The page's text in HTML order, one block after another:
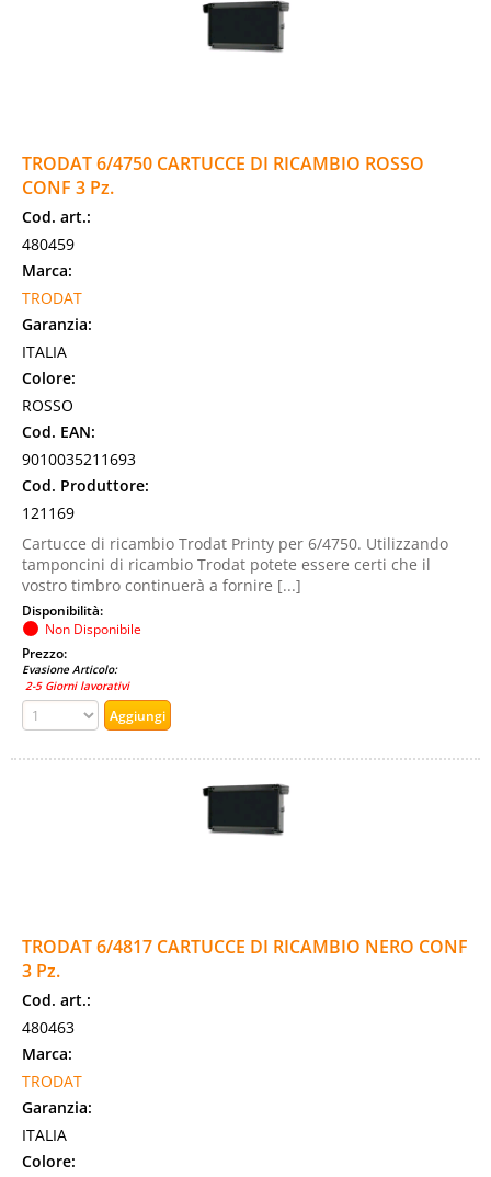
TRODAT 6/4750 CARTUCCE DI RICAMBIO ROSSO
CONF 3 Pz.
Cod. art.:
480459
Marca:
TRODAT
Garanzia:
ITALIA
Colore:
ROSSO
Cod. EAN:
9010035211693
Cod. Produttore:
121169
Cartucce di ricambio Trodat Printy per 6/4750. Utilizzando
tamponcini di ricambio Trodat potete essere certi che il
vostro timbro continuerà a fornire [...]
Disponibilità:
Non Disponibile
Prezzo:
Evasione Articolo:
2-5 Giorni lavorativi
TRODAT 6/4817 CARTUCCE DI RICAMBIO NERO CONF
3 Pz.
Cod. art.:
480463
Marca:
TRODAT
Garanzia:
ITALIA
Colore: